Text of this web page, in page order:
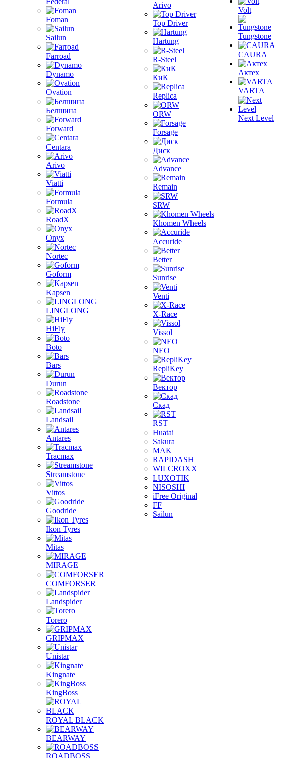
Foman
Sailun
Farroad
Dynamo
Ovation
Белшина
Forward
Centara
Arivo
Viatti
Formula
RoadX
Onyx
Nortec
Goform
Kapsen
LINGLONG
HiFly
Boto
Bars
Durun
Roadstone
Landsail
Antares
Tracmax
Streamstone
Vittos
Goodride
Ikon Tyres
Mitas
MIRAGE
COMFORSER
Landspider
Torero
GRIPMAX
Unistar
Kingnate
KingBoss
ROYAL BLACK
BEARWAY
ROADBOSS
Arivo
Top Driver
Hartung
R-Steel
КиК
Replica
ORW
Forsage
Диск
Advance
Remain
SRW
Khomen Wheels
Accuride
Better
Sunrise
Venti
X-Race
Vissol
NEO
RepliKey
Вектор
Скад
RST
Huatai
Sakura
MAK
RAPIDASH
WILCROXX
LUXOTIK
NISOSHI
iFree Original
FF
Sailun
Volt
Tungstone
CAURA
Актех
VARTA
Next Level